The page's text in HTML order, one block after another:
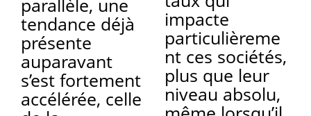
tendance déjà
présente
auparavant
s’est fortement
accélérée, celle
impacte
particulièreme
nt ces sociétés,
plus que leur
niveau absolu,